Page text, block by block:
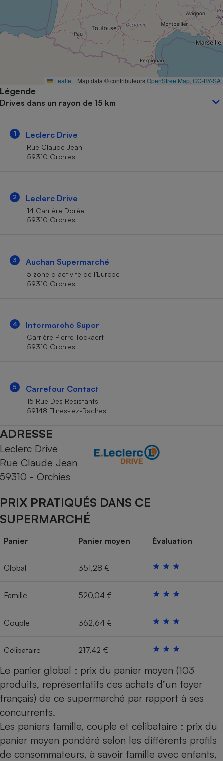
Leaflet | Map data © contributeursOpenStreetMap CC-BY-SA
Légende
Drives dans un rayon de 15 km
1 Leclerc Drive
Rue Claude Jean
59310 Orchies
2 Leclerc Drive
14 Carrière Dorée
59310 Orchies
3 Auchan Supermarché
5 zone d activite de l’Europe
59310 Orchies
4 Intermarché Super
Carrière Pierre Tockaert
59310 Orchies
5 Carrefour Contact
15 Rue Des Resistants
59148 Flines-lez-Raches
ADRESSE
Leclerc Drive
Rue Claude Jean
59310 - Orchies
PRIX PRATIQUÉS DANS CE
SUPERMARCHÉ
Panier Panier moyen Évaluation
Global 351,28 €
Famille 520,04 €
Couple 362,64 €
Célibataire 217,42 €
Le panier global : prix du panier moyen (103
produits, représentatifs des achats d’un foyer
français) de ce supermarché par rapport à ses
concurrents.
Les paniers famille, couple et célibataire : prix du
panier moyen pondéré selon les différents profils
de consommateurs, à savoir famille avec enfants,
Complément
alimentaire
Assurance emprunteur
Petit électroménager -
Cafetière à expressos
Robot ménager
Mutuelle